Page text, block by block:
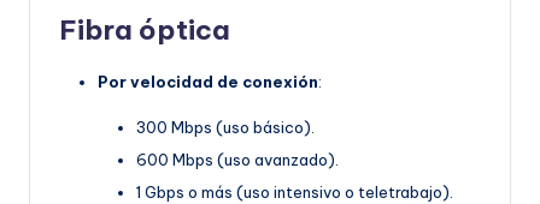
Fibra óptica
Por velocidad de conexión:
300 Mbps (uso básico).
600 Mbps (uso avanzado).
1 Gbps o más (uso intensivo o teletrabajo).